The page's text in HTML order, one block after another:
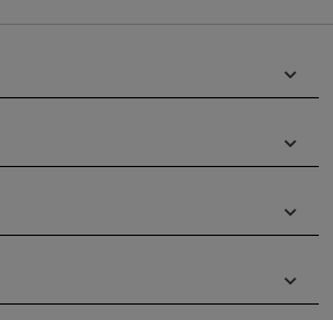
keyboard_arrow_down
keyboard_arrow_down
keyboard_arrow_down
keyboard_arrow_down